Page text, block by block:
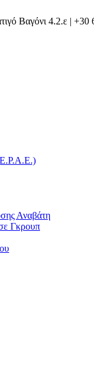
Βαγόνι 4.2.ε |
Αναβάτη
Γκρουπ